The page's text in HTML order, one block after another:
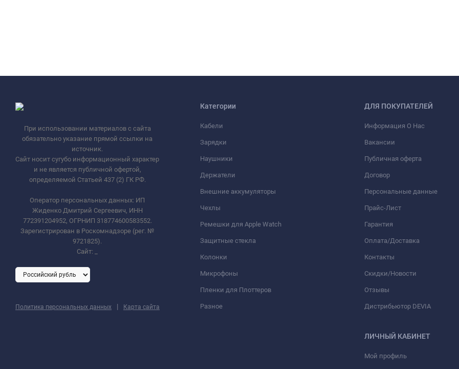
При использовании материалов с сайта
обязательно указание прямой ссылки на
источник.
Сайт носит сугубо информационный характер
и не является публичной офертой,
определяемой Статьей 437 (2) ГК РФ.
Оператор персональных данных: ИП
Жиденко Дмитрий Сергеевич, ИНН
772391204952, ОГРНИП 318774600583552.
Зарегистрирован в Роскомнадзоре (рег. №
9721825).
Сайт:
Политика персональных данных | Карта сайта
Категории
Кабели
Зарядки
Наушники
Держатели
Внешние аккумуляторы
Чехлы
Ремешки для Apple Watch
Защитные стекла
Колонки
Микрофоны
Пленки для Плоттеров
Разное
ДЛЯ ПОКУПАТЕЛЕЙ
Информация О Нас
Вакансии
Публичная оферта
Договор
Персональные данные
Прайс-Лист
Гарантия
Оплата/Доставка
Контакты
Скидки/Новости
Отзывы
Дистрибьютор DEVIA
ЛИЧНЫЙ КАБИНЕТ
Мой профиль